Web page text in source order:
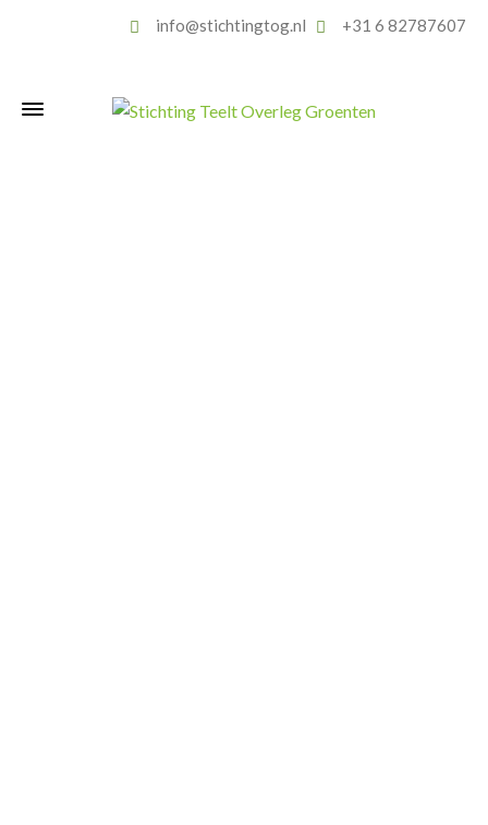
info@stichtingtog.nl +31 6 82787607